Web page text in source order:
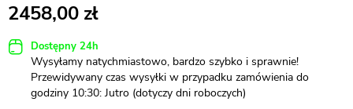
2458,00
Dostępny 24h
Wysyłamy natychmiastowo, bardzo szybko i sprawnie!
Przewidywany czas wysyłki w przypadku zamówienia do
godziny 10:30: Jutro (dotyczy dni roboczych)